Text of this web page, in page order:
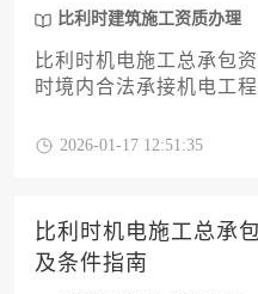
比利时建筑施工资质办理
比利时机电施工总承包
时境内合法承接机电工
及技术能力、资金实力
规的中资企业。选择靠
过率并规避合规风险。
2026-01-17 12:51:35
比利时机电施工总承
及条件指南